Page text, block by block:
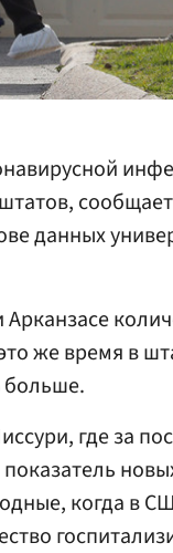
сообщает
данных
же время в
больше.
где за
когда в